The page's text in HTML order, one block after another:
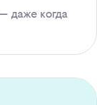
даже когда